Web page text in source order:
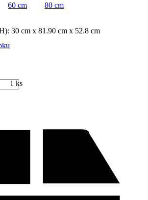
60 cm
80 cm
: 30 cm x 81.90 cm x 52.8 cm
1 ks